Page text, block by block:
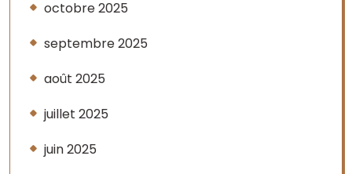
octobre 2025
septembre 2025
août 2025
juillet 2025
juin 2025